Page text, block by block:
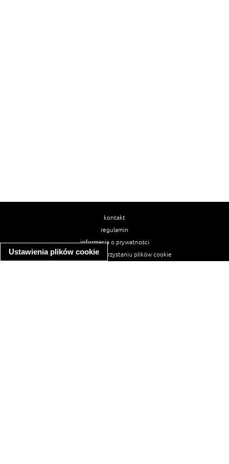
Ustawienia plików cookie
kontakt
regulamin
informacja o prywatności
informacja o wykorzystaniu plików cookie